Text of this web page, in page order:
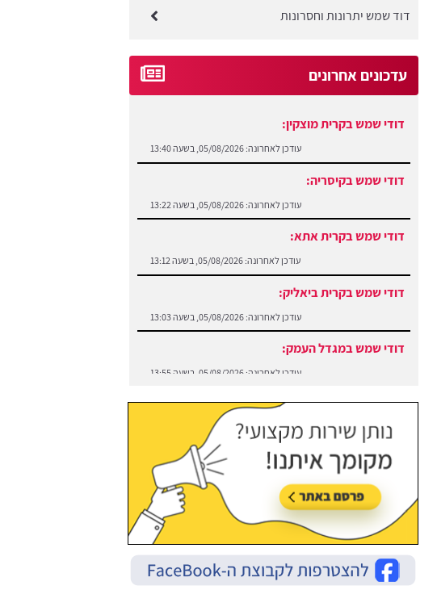
דוד שמש יתרונות וחסרונות
עדכונים אחרונים
דודי שמש בקרית מוצקין:
עודכן לאחרונה: 05/08/2026, בשעה 13:40
דודי שמש בקיסריה:
עודכן לאחרונה: 05/08/2026, בשעה 13:22
דודי שמש בקרית אתא:
עודכן לאחרונה: 05/08/2026, בשעה 13:12
דודי שמש בקרית ביאליק:
עודכן לאחרונה: 05/08/2026, בשעה 13:03
דודי שמש במגדל העמק:
עודכן לאחרונה: 05/08/2026, בשעה 13:55